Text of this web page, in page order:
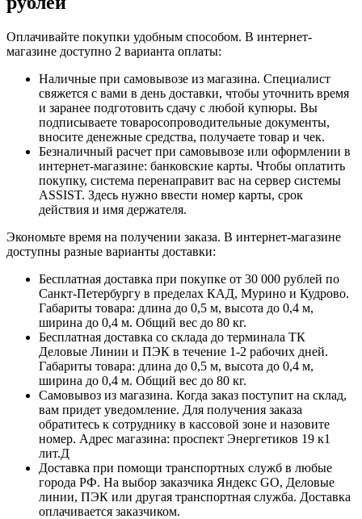
Оплачивайте покупки удобным способом. В интернет-
магазине доступно 2 варианта оплаты:
Наличные при самовывозе из магазина. Специалист
свяжется с вами в день доставки, чтобы уточнить время
и заранее подготовить сдачу с любой купюры. Вы
подписываете товаросопроводительные документы,
вносите денежные средства, получаете товар и чек.
Безналичный расчет при самовывозе или оформлении в
интернет-магазине: банковские карты. Чтобы оплатить
покупку, система перенаправит вас на сервер системы
ASSIST. Здесь нужно ввести номер карты, срок
действия и имя держателя.
Экономьте время на получении заказа. В интернет-магазине
доступны разные варианты доставки:
Бесплатная доставка при покупке от 30 000 рублей по
Санкт-Петербургу в пределах КАД, Мурино и Кудрово.
Габариты товара: длина до 0,5 м, высота до 0,4 м,
ширина до 0,4 м. Общий вес до 80 кг.
Бесплатная доставка со склада до терминала ТК
Деловые Линии и ПЭК в течение 1-2 рабочих дней.
Габариты товара: длина до 0,5 м, высота до 0,4 м,
ширина до 0,4 м. Общий вес до 80 кг.
Самовывоз из магазина. Когда заказ поступит на склад,
вам придет уведомление. Для получения заказа
обратитесь к сотруднику в кассовой зоне и назовите
номер. Адрес магазина: проспект Энергетиков 19 к1
лит.Д
Доставка при помощи транспортных служб в любые
города РФ. На выбор заказчика Яндекс GO, Деловые
линии, ПЭК или другая транспортная служба. Доставка
оплачивается заказчиком.